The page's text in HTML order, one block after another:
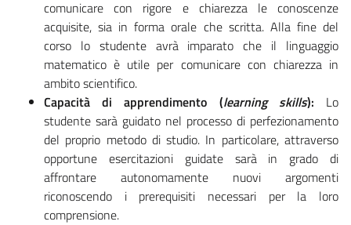
comunicare con rigore e chiarezza le conoscenze
acquisite, sia in forma orale che scritta. Alla fine del
corso lo studente avrà imparato che il linguaggio
matematico è utile per comunicare con chiarezza in
ambito scientifico.
Capacità di apprendimento (learning skills): Lo
studente sarà guidato nel processo di perfezionamento
del proprio metodo di studio. In particolare, attraverso
opportune esercitazioni guidate sarà in grado di
affrontare autonomamente nuovi argomenti
riconoscendo i prerequisiti necessari per la loro
comprensione.